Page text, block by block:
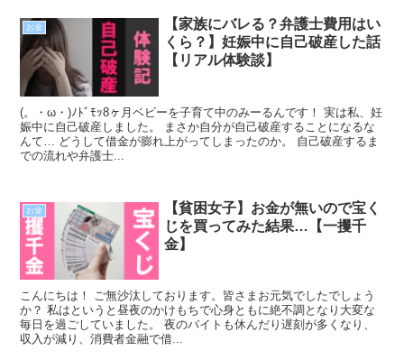
お金
【家族にバレる？弁護士費用はい
くら？】妊娠中に自己破産した話
【リアル体験談】
(。・ω・)ﾉﾄﾞﾓｯ8ヶ月ベビーを子育て中のみーるんです！ 実は私、妊
娠中に自己破産しました。 まさか自分が自己破産することになるな
んて… どうして借金が膨れ上がってしまったのか。 自己破産するま
での流れや弁護士...
お金
【貧困女子】お金が無いので宝く
じを買ってみた結果…【一攫千
金】
こんにちは！ ご無沙汰しております。皆さまお元気でしたでしょう
か？ 私はというと昼夜のかけもちで心身ともに絶不調となり大変な
毎日を過ごしていました。 夜のバイトも休んだり遅刻が多くなり、
収入が減り、消費者金融で借...